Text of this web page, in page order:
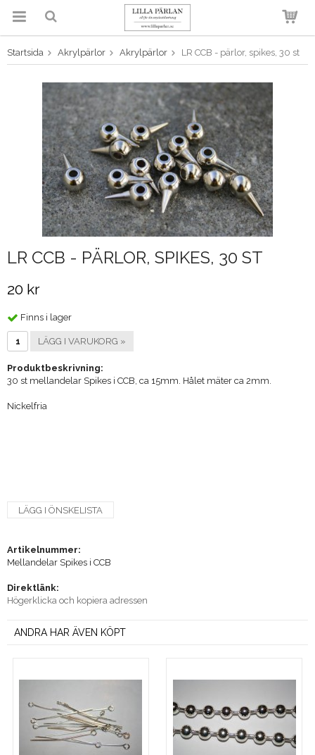
Produkten har blivit tillagd i
varukorgen
Startsida Akrylpärlor Akrylpärlor LR CCB - pärlor, spikes, 30 st
LR CCB - PÄRLOR, SPIKES, 30 ST
20 kr
Finns i lager
LÄGG I VARUKORG »
Produktbeskrivning:
30 st mellandelar Spikes i CCB, ca 15mm. Hålet mäter ca 2mm.
Nickelfria
LÄGG I ÖNSKELISTA
Artikelnummer:
Mellandelar Spikes i CCB
Direktlänk:
Högerklicka och kopiera adressen
ANDRA HAR ÄVEN KÖPT